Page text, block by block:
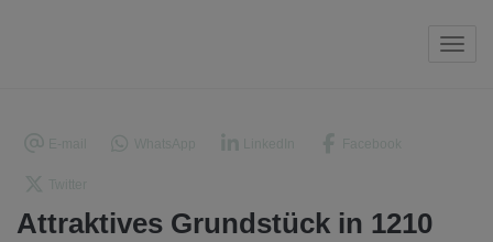
Attraktives Grundstück in 1210